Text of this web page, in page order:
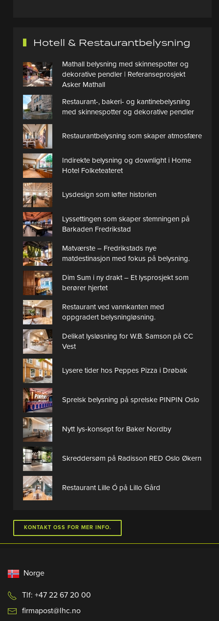
Hotell & Restaurantbelysning
Mathall belysning med skinnespotter og
dekorative pendler | Referanseprosjekt
Asker Mathall
Restaurant-, bakeri- og kantinebelysning
med skinnespotter og dekorative pendler
Restaurantbelysning som skaper atmosfære
Indirekte belysning og downlight i Home
Hotel Folketeateret
Lysdesign som løfter historien
Lyssettingen som skaper stemningen på
Barkaden Fredrikstad
Matværste – Fredrikstads nye
matdestinasjon med fokus på belysning.
Dim Sum i ny drakt – Et lysprosjekt som
berører hjertet
Restaurant ved vannkanten med
oppgradert belysningløsning.
Delikat lysløsning for W.B. Samson på CC
Vest
Lysere tider hos Peppes Pizza i Drøbak
Sprelsk belysning på sprelske PINPIN Oslo
Nytt lys-konsept for Baker Nordby
Skreddersøm på Radisson RED Oslo Økern
Restaurant Lille Ó på Lillo Gård
KONTAKT OSS FOR MER INFO.
Norge
Tlf: +47 22 67 20 00
firmapost@lhc.no